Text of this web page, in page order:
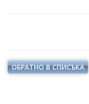
ОБРАТНО В СПИСЪКА